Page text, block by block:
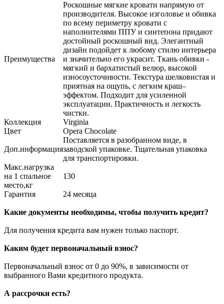
Преимущества
Роскошные мягкие кровати напрямую от
производителя. Высокое изголовье и обивка
по всему периметру кровати с
наполнителями ППУ и синтепона придают
достойный роскошный вид. Элегантный
дизайн подойдет к любому стилю интерьера
и значительно его украсит. Ткань обивки -
мягкий и бархатистый велюр, высокой
износоусточивости. Текстура шелковистая и
приятная на ощупь, с легким краш–
эффектом. Подходит для усиленной
эксплуатации. Практичность и легкость
чистки.
Коллекция
Virginia
Цвет
Opera Chocolate
Доп.информация
Поставляется в разобранном виде, в
заводской упаковке. Тщательная упаковка
для транспортировки.
Макс.нагрузка
на 1 спальное
место,кг
130
Гарантия 24 месяца
Какие документы необходимы, чтобы получить кредит?
Для получения кредита вам нужен только паспорт.
Каким будет первоначальный взнос?
Первоначальный взнос от 0 до 90%, в зависимости от
выбранного Вами кредитного продукта.
А рассрочки есть?